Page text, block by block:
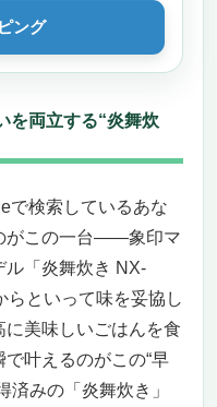
る“早炊き×多機
すすめできない人】
を奪われずに、毎日
ップする究極の1台
時代は終わり！“早
時間が変わる
両立
いない！今すぐ“時
ング
を両立する“炎舞炊
で検索しているあな
がこの一台――象印マ
ル「炎舞炊き NX-
といって味を妥協し
美味しいごはんを食
叶えるのがこの“早
済みの「炎舞炊き」